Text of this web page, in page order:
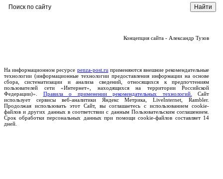
Концепция сайта - Александр Тузов
На информационном ресурсе penza-post.ru применяются внешние рекомендательные
технологии (информационные технологии предоставления информации на основе
сбора, систематизации и анализа сведений, относящихся к предпочтениям
пользователей сети «Интернет», находящихся на территории Российской
Федерации)». Правила о применении рекомендательных технологий.
Сайт
использует сервисы веб-аналитики Яндекс Метрика, LiveInternet, Rambler.
Продолжая использовать этот Сайт, вы соглашаетесь с использованием cookie-
файлов и других данных в соответствии с данным Пользовательским соглашением.
Срок обработки персональных данных при помощи cookie-файлов составляет 14
дней.